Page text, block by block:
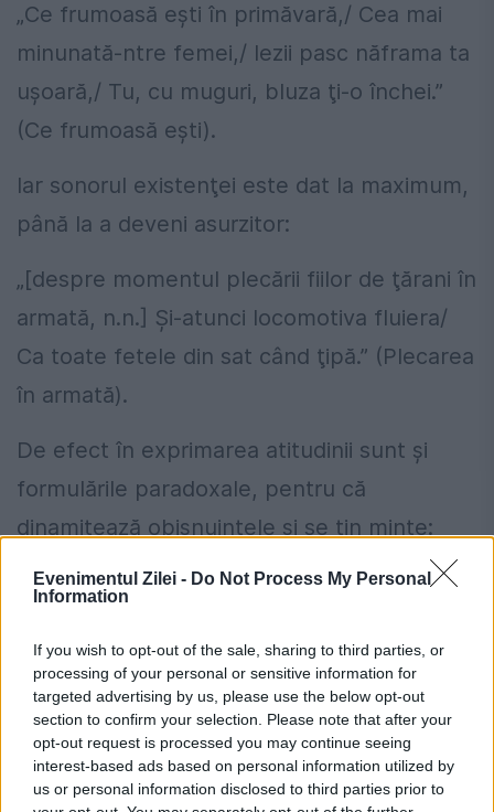
Evenimentul Zilei - Do Not Process My Personal
Information
If you wish to opt-out of the sale, sharing to third parties, or
processing of your personal or sensitive information for
targeted advertising by us, please use the below opt-out
section to confirm your selection. Please note that after your
opt-out request is processed you may continue seeing
interest-based ads based on personal information utilized by
us or personal information disclosed to third parties prior to
„Ce frumoasă eşti în primăvară,/ Cea mai
minunată-ntre femei,/ Iezii pasc năframa ta
uşoară,/ Tu, cu muguri, bluza ţi-o închei.”
(Ce frumoasă eşti).
Iar sonorul existenţei este dat la maximum,
până la a deveni asurzitor:
„[despre momentul plecării fiilor de ţărani în
armată, n.n.] Şi-atunci locomotiva fluiera/
Ca toate fetele din sat când ţipă.” (Plecarea
în armată).
De efect în exprimarea atitudinii sunt şi
formulările paradoxale, pentru că
dinamitează obişnuinţele şi se ţin minte:
„Ţânţarii au început să se hrănească/ încet-
asupra lor.” (Ecuaţie);
„Cel mai mare respect/ Ţi-l acordă ţăranul/
Când îşi pune pantofii/ Care-l strâng.”
(Respect) etc.